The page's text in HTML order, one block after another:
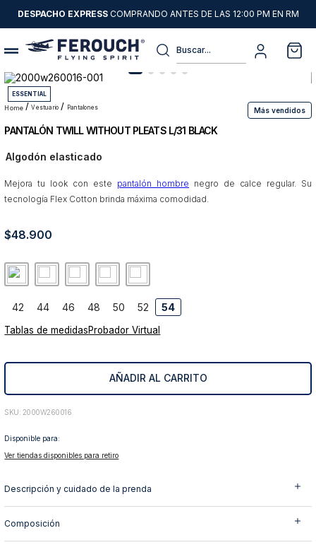
DESPACHO EXPRESSCOMPRANDO ANTES DE LAS 12:00 PM EN RM
Buscar...
ESSENTIAL
vestuario
pantalones Más vendidos
PANTALÓN TWILL WITHOUT PLEATS L/31 BLACK
Algodón elasticado
Mejora tu look con este pantalón hombre negro de calce regular. Su
tecnología Flex Cotton brinda máxima comodidad.
$48.900
42 44 46 48 50 52 54
Tablas de medidasProbador Virtual
AÑADIR AL CARRITO
: 2000W260016
Disponible para:
Ver tiendas disponibles para retiro
Descripción y cuidado de la prenda
Composición
Términos más buscados
1.
sweater
2.
chaquetas
3.
pantalon
4.
camisas
6.
jeans
8.
chaqueta
9.
poleron
10. abrigo